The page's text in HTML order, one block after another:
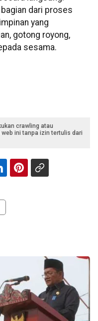
dari proses
yang
gotong royong,
sesama.
crawling atau
ini tanpa izin tertulis dari